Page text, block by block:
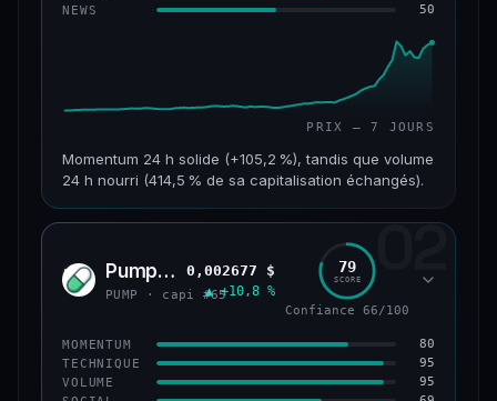
NEWS 50
PRIX — 7 JOURS
Momentum 24 h solide (+105,2 %), tandis que volume
24 h nourri (414,5 % de sa capitalisation échangés).
CAP. MARCHÉ VOLUME 24 H
VAR. 7 J VAR. 30 J
+1 610,9 %
VS ATH
−28,0 %
02
PUMP Pump.fun
PUMP · capi #65
0,002677 $
▲ +10,8 %
79
SCORE
Confiance 66/100
MOMENTUM 80
TECHNIQUE 95
VOLUME 95